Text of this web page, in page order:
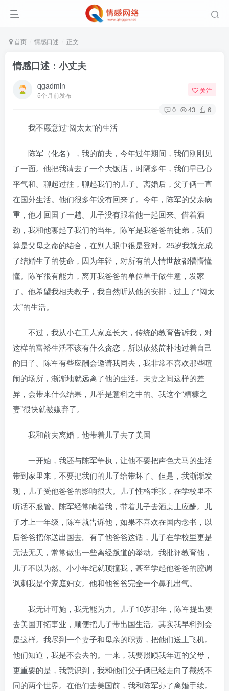
首页 情感口述 正文
情感口述：小丈夫
qgadmin
5个月前发布
关注
0 43 6
我不愿意过“阔太太”的生活
陈军（化名），我的前夫，今年过年期间，我们刚刚见
了一面。他把我请去了一个大饭店，时隔多年，我们早已心
平气和。聊起过往，聊起我们的儿子。离婚后，父子俩一直
在国外生活。他们很多年没有回来了。今年，陈军的父亲病
重，他才回国了一趟。儿子没有跟着他一起回来。借着酒
劲，我和他聊起了我们的当年。陈军是我爸爸的徒弟，我们
算是父母之命的结合，在别人眼中很是登对。25岁我就完成
了结婚生子的使命，因为年轻，对所有的人情世故都懵懵懂
懂。陈军很有能力，离开我爸爸的单位单干做生意，发家
了。他希望我相夫教子，我自然听从他的安排，过上了“阔太
太”的生活。
不过，我从小在工人家庭长大，传统的教育告诉我，对
这样的富裕生活不该有什么贪恋，所以依然简朴地过着自己
的日子。陈军有些应酬会邀请我同去，我非常不喜欢那些喧
闹的场所，渐渐地就远离了他的生活。夫妻之间这样的差
异，会带来什么结果，几乎是意料之中的。我这个“糟糠之
妻”很快就被嫌弃了。
我和前夫离婚，他带着儿子去了美国
一开始，我还与陈军争执，让他不要把声色犬马的生活
带到家里来，不要把我们的儿子给带坏了。但是，我渐渐发
现，儿子受他爸爸的影响很大。儿子性格乖张，在学校里不
听话不服管。陈军经常瞒着我，带着儿子去酒桌上应酬。儿
子才上一年级，陈军就告诉他，如果不喜欢在国内念书，以
后爸爸把你送出国去。有了他爸爸这话，儿子在学校里更是
无法无天，常常做出一些离经叛道的举动。我批评教育他，
儿子不以为然。小小年纪就顶撞我，甚至学起他爸爸的腔调
讽刺我是个家庭妇女。他和他爸爸完全一个鼻孔出气。
我无计可施，我无能为力。儿子10岁那年，陈军提出要
去美国开拓事业，顺便把儿子带出国生活。其实我早料到会
是这样。我尽到一个妻子和母亲的职责，把他们送上飞机。
他们知道，我是不会去的。一来，我要照顾我年迈的父母，
更重要的是，我意识到，我和他们父子俩已经走向了截然不
同的两个世界。在他们去美国前，我和陈军办了离婚手续。